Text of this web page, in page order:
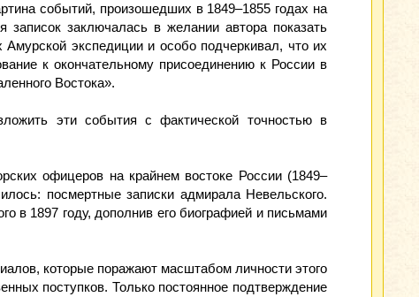
событий, произошедших в 1849–1855 годах на
заключалась в желании автора показать
экспедиции и особо подчеркивал, что их
к окончательному присоединению к России в
Востока».
эти события с фактической точностью в
офицеров на крайнем востоке России (1849–
посмертные записки адмирала Невельского.
в 1897 году, дополнив его биографией и письмами
которые поражают масштабом личности этого
поступков. Только постоянное подтверждение